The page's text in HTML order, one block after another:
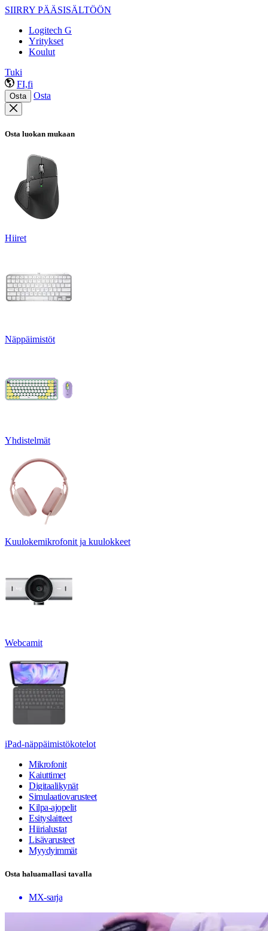
SIIRRY PÄÄSISÄLTÖÖN
Logitech G
Yritykset
Koulut
Tuki
FI,fi
Osta Osta
Osta luokan mukaan
Hiiret
Näppäimistöt
Yhdistelmät
Kuulokemikrofonit ja kuulokkeet
Webcamit
iPad-näppäimistökotelot
Mikrofonit
Kaiuttimet
Digitaalikynät
Simulaatiovarusteet
Kilpa-ajopelit
Esityslaitteet
Hiirialustat
Lisävarusteet
Myydyimmät
Osta haluamallasi tavalla
MX-sarja